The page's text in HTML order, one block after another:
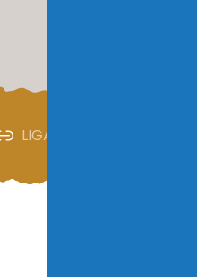
LIGAÇÕES ÚTEIS